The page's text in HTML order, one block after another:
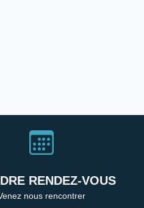
RENDEZ-VOUS
nous rencontrer